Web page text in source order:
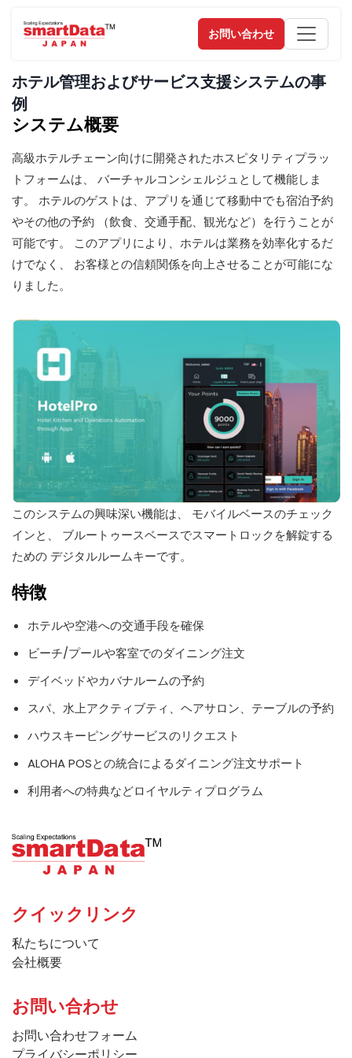
お問い合わせ
ホテル管理およびサービス支援システムの事
例
システム概要
高級ホテルチェーン向けに開発されたホスピタリティプラッ
トフォームは、 バーチャルコンシェルジュとして機能しま
す。 ホテルのゲストは、アプリを通じて移動中でも宿泊予約
やその他の予約 （飲食、交通手配、観光など）を行うことが
可能です。 このアプリにより、ホテルは業務を効率化するだ
けでなく、 お客様との信頼関係を向上させることが可能にな
りました。
このシステムの興味深い機能は、 モバイルベースのチェック
インと、 ブルートゥースベースでスマートロックを解錠する
ための デジタルルームキーです。
特徴
ホテルや空港への交通手段を確保
ビーチ/プールや客室でのダイニング注文
デイベッドやカバナルームの予約
スパ、水上アクティブティ、ヘアサロン、テーブルの予約
ハウスキーピングサービスのリクエスト
ALOHA POSとの統合によるダイニング注文サポート
利用者への特典などロイヤルティプログラム
クイックリンク
私たちについて
会社概要
お問い合わせ
お問い合わせフォーム